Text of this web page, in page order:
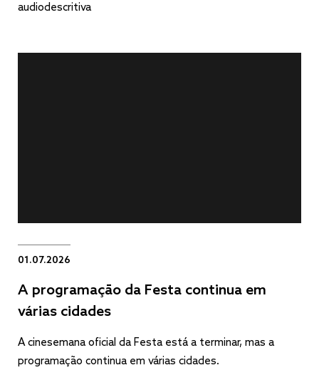
audiodescritiva
01.07.2026
A programação da Festa continua em
várias cidades
A cinesemana oficial da Festa está a terminar, mas a
programação continua em várias cidades.